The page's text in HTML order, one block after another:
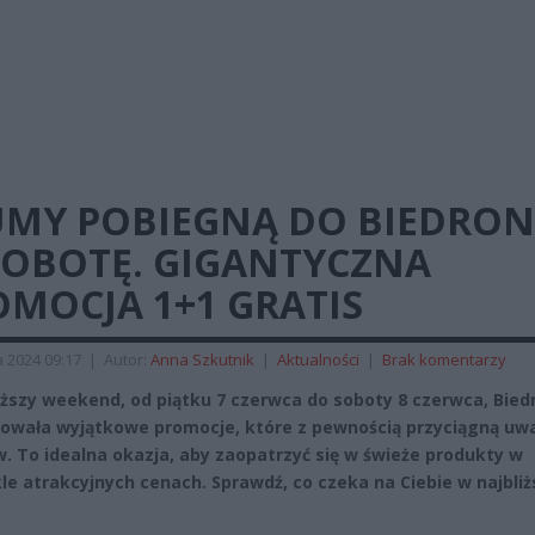
POBIEGNĄ DO
GIGANTYCZNA
1+1 GRATIS
09:17 | Autor: Anna Szkutnik | Aktualności | Brak komentarzy
weekend, od piątku 7 czerwca do soboty 8 czerwca,
wyjątkowe promocje, które z pewnością przyciągną
To idealna okazja, aby zaopatrzyć się w świeże produkty w
atrakcyjnych cenach. Sprawdź, co czeka na Ciebie w